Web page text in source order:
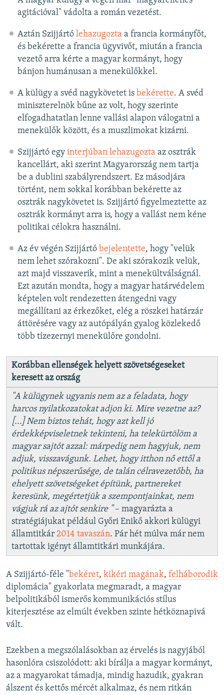
agitációval" vádolta a román vezetést.
Aztán Szijjártó lehazugozta a francia kormányfőt,
és bekérette a francia ügyvivőt, miután a francia
vezető arra kérte a magyar kormányt, hogy
bánjon humánusan a menekülőkkel.
A külügy a svéd nagykövetet is bekérette. A svéd
miniszterelnök bűne az volt, hogy szerinte
elfogadhatatlan lenne vallási alapon válogatni a
menekülők között, és a muszlimokat kizárni.
Szijjártó egy interjúban lehazugozta az osztrák
kancellárt, aki szerint Magyarország nem tartja
be a dublini szabályrendszert. Ez másodjára
történt, nem sokkal korábban bekérette az
osztrák nagykövetet is. Szijjártó figyelmeztette az
osztrák kormányt arra is, hogy a vallást nem kéne
politikai célokra használni.
Az év végén Szijjártó bejelentette, hogy "velük
nem lehet szórakozni". De aki szórakozik velük,
azt majd visszaverik, mint a menekültválságnál.
Ezt azután mondta, hogy a magyar határvédelem
képtelen volt rendezetten átengedni vagy
megállítani az érkezőket, elég a röszkei határzár
áttörésére vagy az autópályán gyalog közlekedő
több tízezernyi menekülőre gondolni.
Korábban ellenségek helyett szövetségeseket
keresett az ország
"A külügynek ugyanis nem az a feladata, hogy
harcos nyilatkozatokat adjon ki. Mire vezetne az?
[...] Nem biztos tehát, hogy azt kell jó
érdekképviseletnek tekinteni, ha telekürtölöm a
magyar sajtót azzal: márpedig nem hagyjuk, nem
adjuk, visszavágunk. Lehet, hogy itthon nő ettől a
politikus népszerűsége, de talán célravezetőbb, ha
ehelyett szövetségeket építünk, partnereket
keresünk, megértetjük a szempontjainkat, nem
vágjuk rá az ajtót senkire "– magyarázta a
stratégiájukat például Győri Enikő akkori külügyi
államtitkár 2014 tavaszán. Pár hét múlva már nem
tartottak igényt államtitkári munkájára.
A Szijjártó-féle "bekéret, kikéri magának, felháborodik
diplomácia" gyakorlata megmaradt, a magyar
belpolitikából ismerős kommunikációs stílus
kiterjesztése az elmúlt években szinte hétköznapivá
vált.
Ezekben a megszólalásokban az érvelés is nagyjából
hasonlóra csiszolódott: aki bírálja a magyar kormányt,
az a magyarokat támadja, mindig hazudik, gyakran
álszent és kettős mércét alkalmaz, és nem ritkán